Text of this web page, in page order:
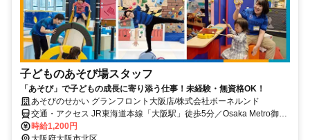
子どものあそび場スタッフ
「あそび」で子どもの成長に寄り添う仕事！未経験・無資格OK！
あそびのせかい グランフロント大阪店/株式会社ボーネルンド
交通・アクセス JR東海道本線「大阪駅」徒歩5分／Osaka Metro御堂
筋線「梅田駅」徒歩5分
時給1,200円